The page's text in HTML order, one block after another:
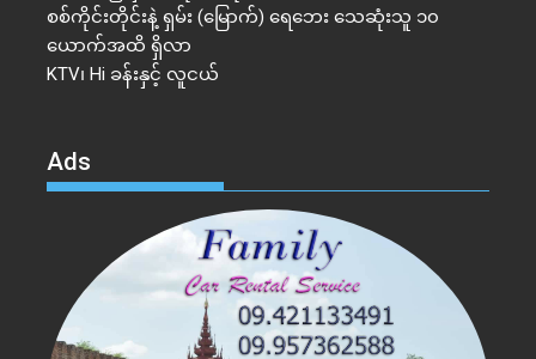
စစ်ကိုင်းတိုင်းနဲ့ ရှမ်း (မြောက်) ရေဘေး သေဆုံးသူ ၁၀
ယောက်အထိ ရှိလာ
KTV၊ Hi ခန်းနှင့် လူငယ်
Ads